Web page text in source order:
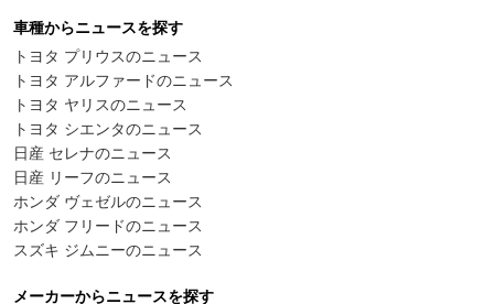
車種からニュースを探す
トヨタ プリウスのニュース
トヨタ アルファードのニュース
トヨタ ヤリスのニュース
トヨタ シエンタのニュース
日産 セレナのニュース
日産 リーフのニュース
ホンダ ヴェゼルのニュース
ホンダ フリードのニュース
スズキ ジムニーのニュース
メーカーからニュースを探す